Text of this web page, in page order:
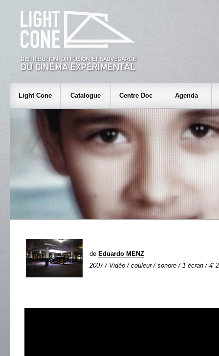
Light Cone Catalogue Centre Doc Agenda
de Eduardo MENZ
2007 / Vidéo / couleur / sonore / 1 écran / 4'